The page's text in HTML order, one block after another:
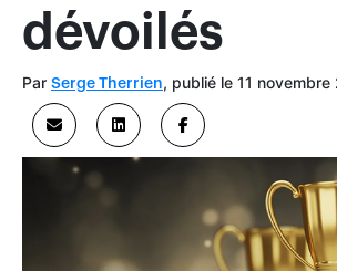
dévoilés
Par Serge Therrien, publié le 11